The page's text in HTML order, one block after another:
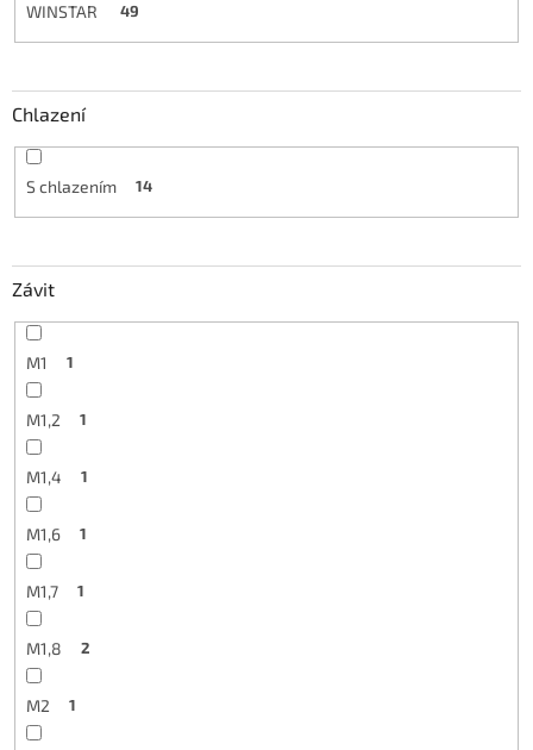
WINSTAR 49
Chlazení
S chlazením 14
Závit
M1 1
M1,2 1
M1,4 1
M1,6 1
M1,7 1
M1,8 2
M2 1